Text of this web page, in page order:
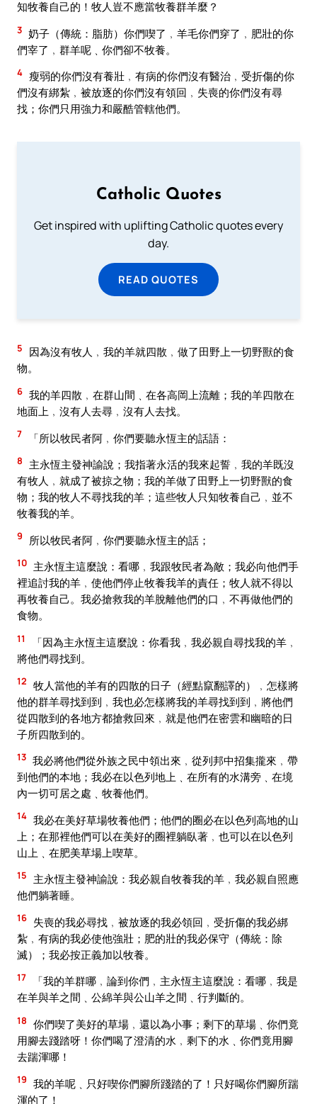
知牧養自己的！牧人豈不應當牧養群羊麼？
3 奶子（傳統：脂肪）你們喫了﹐羊毛你們穿了﹐肥壯的你
們宰了﹐群羊呢﹑你們卻不牧養。
4 瘦弱的你們沒有養壯﹐有病的你們沒有醫治﹐受折傷的你
們沒有綁紮﹐被放逐的你們沒有領回﹐失喪的你們沒有尋
找；你們只用強力和嚴酷管轄他們。
Catholic Quotes
Get inspired with uplifting Catholic quotes every
day.
READ QUOTES
5
因為沒有牧人﹐我的羊就四散﹐做了田野上一切野獸的食
物。
6 我的羊四散﹐在群山間﹑在各高岡上流離；我的羊四散在
地面上﹐沒有人去尋﹐沒有人去找。
7 「所以牧民者阿﹐你們要聽永恆主的話語：
8
主永恆主發神諭說；我指著永活的我來起誓﹐我的羊既沒
有牧人﹐就成了被掠之物；我的羊做了田野上一切野獸的食
物；我的牧人不尋找我的羊；這些牧人只知牧養自己﹐並不
牧養我的羊。
9 所以牧民者阿﹐你們要聽永恆主的話；
10 主永恆主這麼說：看哪﹐我跟牧民者為敵；我必向他們手
裡追討我的羊﹐使他們停止牧養我羊的責任；牧人就不得以
再牧養自己。我必搶救我的羊脫離他們的口﹐不再做他們的
食物。
11
「因為主永恆主這麼說：你看我﹐我必親自尋找我的羊﹐
將他們尋找到。
12 牧人當他的羊有的四散的日子（經點竄翻譯的）﹐怎樣將
他的群羊尋找到到﹐我也必怎樣將我的羊尋找到到﹐將他們
從四散到的各地方都搶救回來﹐就是他們在密雲和幽暗的日
子所四散到的。
13 我必將他們從外族之民中領出來﹐從列邦中招集攏來﹐帶
到他們的本地；我必在以色列地上﹑在所有的水溝旁﹑在境
內一切可居之處﹑牧養他們。
14 我必在美好草場牧養他們；他們的圈必在以色列高地的山
上；在那裡他們可以在美好的圈裡躺臥著﹐也可以在以色列
山上﹑在肥美草場上喫草。
15
主永恆主發神諭說：我必親自牧養我的羊﹐我必親自照應
他們躺著睡。
16 失喪的我必尋找﹐被放逐的我必領回﹐受折傷的我必綁
紮﹐有病的我必使他強壯；肥的壯的我必保守（傳統：除
滅）；我必按正義加以牧養。
17
「我的羊群哪﹐論到你們﹐主永恆主這麼說：看哪﹐我是
在羊與羊之間﹑公綿羊與公山羊之間﹑行判斷的。
18 你們喫了美好的草場﹐還以為小事；剩下的草場﹑你們竟
用腳去踐踏呀！你們喝了澄清的水﹐剩下的水﹑你們竟用腳
去踹渾哪！
19 我的羊呢﹑只好喫你們腳所踐踏的了！只好喝你們腳所踹
渾的了！